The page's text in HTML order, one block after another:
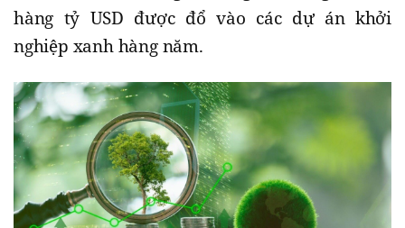
hàng tỷ USD được đổ vào các dự án khởi
nghiệp xanh hàng năm.